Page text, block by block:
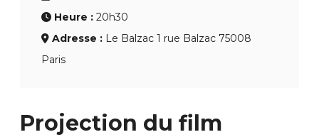
Heure :20h30
Adresse :Le Balzac 1 rue Balzac 75008
Paris
Projection du film